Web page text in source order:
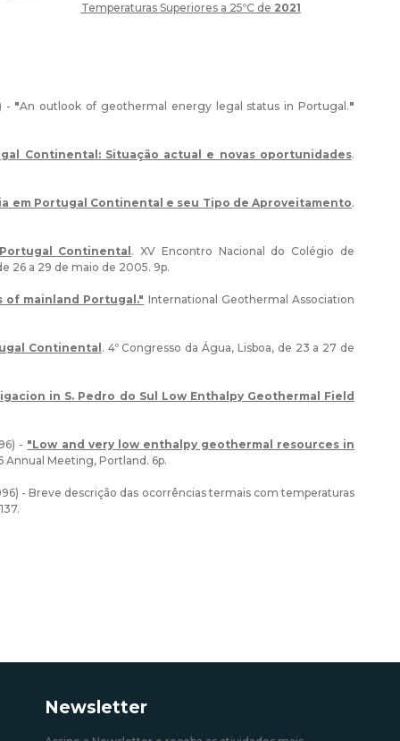
Temperaturas Superiores a 25ºC de 2021
- "An outlook of geothermal energy legal status in Portugal."
Continental: Situação actual e novas oportunidades.
em Portugal Continental e seu Tipo de Aproveitamento.
Continental . XV Encontro Nacional do Colégio de
26 a 29 de maio de 2005. 9p.
of mainland Portugal." International Geothermal Association
Continental . 4º Congresso da Água, Lisboa, de 23 a 27 de
in S. Pedro do Sul Low Enthalpy Geothermal Field
- "Low and very low enthalpy geothermal resources in
Annual Meeting, Portland. 6p.
- Breve descrição das ocorrências termais com temperaturas
Newsletter